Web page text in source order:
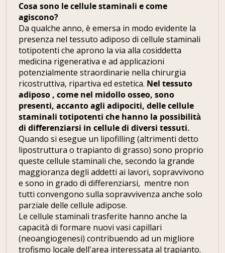
Cosa sono le cellule staminali e come
agiscono?
Da qualche anno, è emersa in modo evidente la
presenza nel tessuto adiposo di cellule staminali
totipotenti che aprono la via alla cosiddetta
medicina rigenerativa e ad applicazioni
potenzialmente straordinarie nella chirurgia
ricostruttiva, ripartiva ed estetica. Nel tessuto
adiposo , come nel midollo osseo, sono
presenti, accanto agli adipociti, delle cellule
staminali totipotenti che hanno la possibilità
di differenziarsi in cellule di diversi tessuti.
Quando si esegue un lipofilling (altrimenti detto
lipostruttura o trapianto di grasso) sono proprio
queste cellule staminali che, secondo la grande
maggioranza degli addetti ai lavori, sopravvivono
e sono in grado di differenziarsi, mentre non
tutti convengono sulla sopravvivenza anche solo
parziale delle cellule adipose.
Le cellule staminali trasferite hanno anche la
capacità di formare nuovi vasi capillari
(neoangiogenesi) contribuendo ad un migliore
trofismo locale dell'area interessata al trapianto.